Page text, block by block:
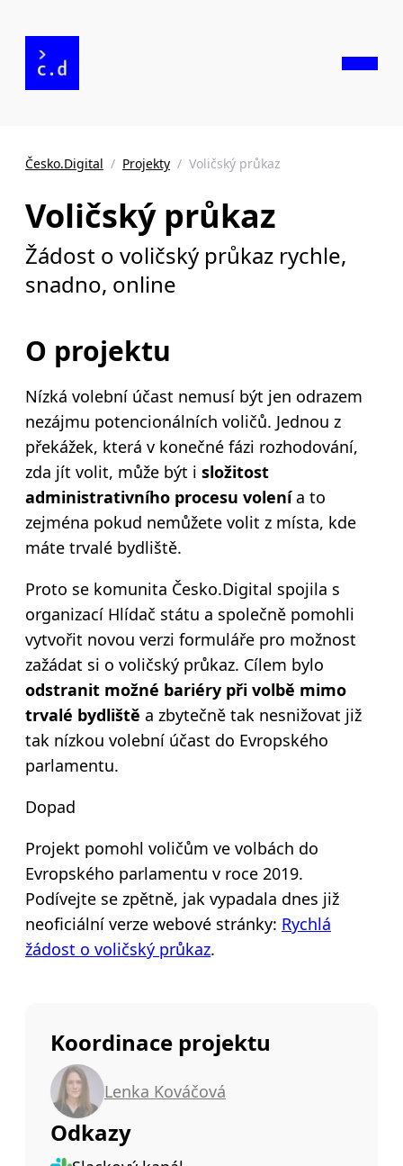
Česko.Digital / Projekty / Voličský průkaz
Voličský průkaz
Žádost o voličský průkaz rychle,
snadno, online
O projektu
Nízká volební účast nemusí být jen odrazem
nezájmu potencionálních voličů. Jednou z
překážek, která v konečné fázi rozhodování,
zda jít volit, může být i složitost
administrativního procesu volenía to
zejména pokud nemůžete volit z místa, kde
máte trvalé bydliště.
Proto se komunita Česko.Digital spojila s
organizací Hlídač státu a společně pomohli
vytvořit novou verzi formuláře pro možnost
zažádat si o voličský průkaz. Cílem bylo
odstranit možné bariéry při volbě mimo
trvalé bydliště a zbytečně tak nesnižovat již
tak nízkou volební účast do Evropského
parlamentu.
Dopad
Projekt pomohl voličům ve volbách do
Evropského parlamentu v roce 2019.
Podívejte se zpětně, jak vypadala dnes již
neoficiální verze webové stránky: Rychlá
žádost o voličský průkaz.
Koordinace projektu
Lenka Kováčová
Odkazy